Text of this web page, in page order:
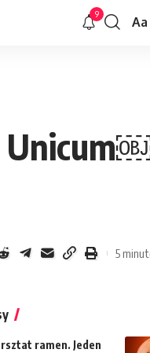
9
Font
Aa
5
ramen. Jeden